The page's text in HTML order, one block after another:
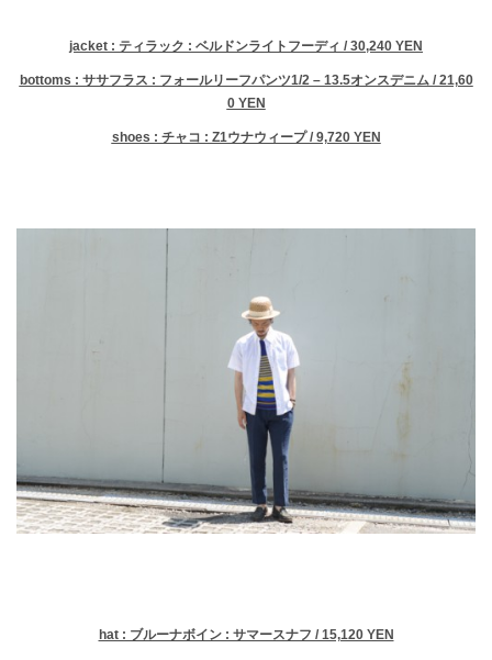
jacket : ティラック : ベルドンライトフーディ / 30,240 YEN
bottoms : ササフラス : フォールリーフパンツ1/2 – 13.5オンスデニム / 21,60
0 YEN
shoes : チャコ : Z1ウナウィープ / 9,720 YEN
hat : ブルーナボイン : サマースナフ / 15,120 YEN